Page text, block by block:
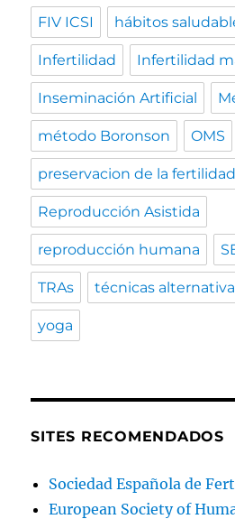
FIV ICSI hábitos
Infertilidad Infertilidad
Inseminación Artificial
método Boronson OMS
preservacion de la fertilidad
Reproducción Asistida
reproducción humana
TRAs técnicas
yoga
SITES RECOMENDADOS
Sociedad Española de
European Society of